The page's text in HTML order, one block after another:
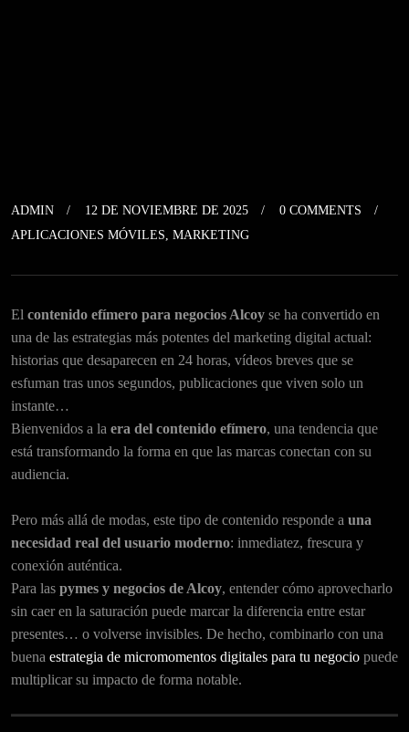
ADMIN 12 DE NOVIEMBRE DE 2025
0 COMMENTS
APLICACIONES MÓVILES, MARKETING
El contenido efímero para negocios Alcoy se ha convertido en
una de las estrategias más potentes del marketing digital actual:
historias que desaparecen en 24 horas, vídeos breves que se
esfuman tras unos segundos, publicaciones que viven solo un
instante…
Bienvenidos a la era del contenido efímero, una tendencia que
está transformando la forma en que las marcas conectan con su
audiencia.
Pero más allá de modas, este tipo de contenido responde a una
necesidad real del usuario moderno: inmediatez, frescura y
conexión auténtica.
Para las pymes y negocios de Alcoy, entender cómo aprovecharlo
sin caer en la saturación puede marcar la diferencia entre estar
presentes… o volverse invisibles. De hecho, combinarlo con una
buena estrategia de micromomentos digitales para tu negocio puede
multiplicar su impacto de forma notable.